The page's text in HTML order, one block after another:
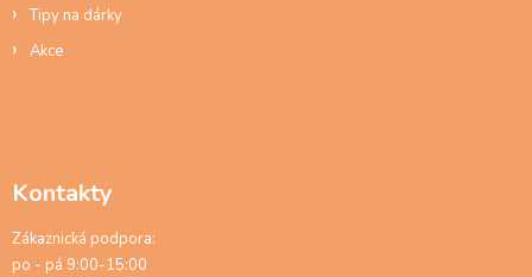
Tipy na dárky
Akce
Kontakty
Zákaznická podpora:
po - pá 9:00-15:00